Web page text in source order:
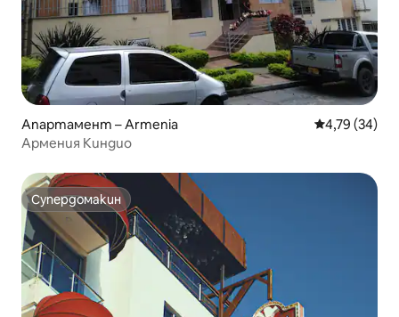
Апартамент – Armenia Средна
4,79 (34)
Армения Киндио
Супердомакин
Супердомакин